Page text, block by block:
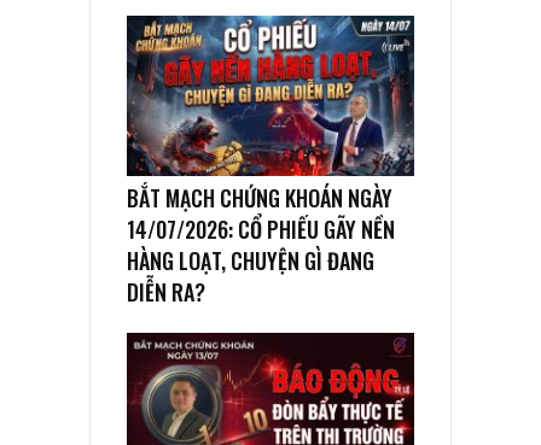
BẮT MẠCH CHỨNG KHOÁN NGÀY
14/07/2026: CỔ PHIẾU GÃY NỀN
HÀNG LOẠT, CHUYỆN GÌ ĐANG
DIỄN RA?